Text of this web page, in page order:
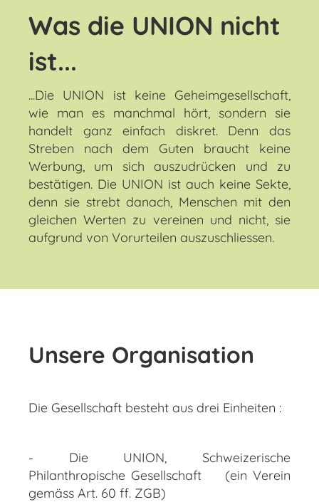
Was die UNION nicht
ist...
...Die UNION ist keine Geheimgesellschaft,
wie man es manchmal hört, sondern sie
handelt ganz einfach diskret. Denn das
Streben nach dem Guten braucht keine
Werbung, um sich auszudrücken und zu
bestätigen. Die UNION ist auch keine Sekte,
denn sie strebt danach, Menschen mit den
gleichen Werten zu vereinen und nicht, sie
aufgrund von Vorurteilen auszuschliessen.
Unsere Organisation
Die Gesellschaft besteht aus drei Einheiten :
- Die UNION, Schweizerische
Philanthropische Gesellschaft (ein Verein
gemäss Art. 60 ff. ZGB)